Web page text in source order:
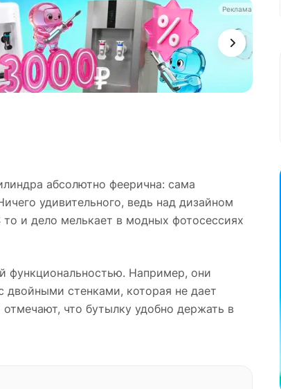
Реклама
абсолютно феерична: сама
удивительного, ведь над дизайном
и дело мелькает в модных фотосессиях
функциональностью. Например, они
двойными стенками, которая не дает
что бутылку удобно держать в